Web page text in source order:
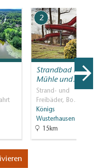
2
Strandbad Neue
Mühle und…
Strand- und
Freibäder, Bo…
Königs
Wusterhausen
15km